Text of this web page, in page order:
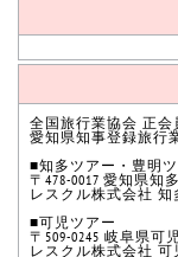
全国旅行業協会 正会
愛知県知事登録旅行
■知多ツアー・豊明
〒478-0017 愛知県知
レスクル株式会社
■可児ツアー
〒509-0245 岐阜県可
レスクル株式会社 可